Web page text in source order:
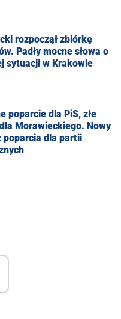
rozpoczął zbiórkę
Padły mocne słowa o
sytuacji w Krakowie
poparcie dla PiS, złe
Morawieckiego. Nowy
poparcia dla partii